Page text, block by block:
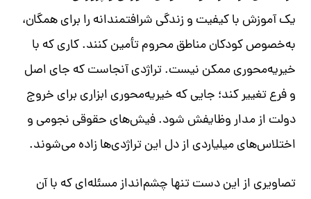
یک آموزش با کیفیت و زندگی شرافتمندانه را برای همگان،
به‌خصوص کودکان مناطق محروم تأمین کنند.کاری که با
خیریه‌محوری ممکن نیست.تراژدی آنجاست که جای اصل‌
و فرع تغییر کند؛ جایی که خیریه‌محوری ابزاری برای خروج
دولت از مدار وظایفش شود.فیش‌های حقوقی نجومی و
اختلاس‌های میلیاردی از دل این تراژدی‌ها زاده‌ می‌شوند.
تصاویری از این دست تنها چشم‌انداز مسئله‌ای که با آن